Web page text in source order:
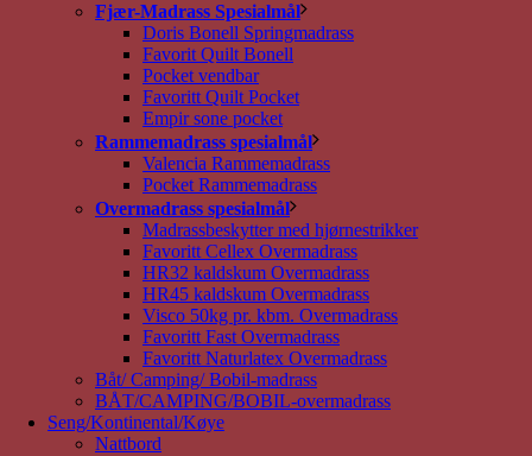
Fjær-Madrass Spesialmål
Doris Bonell Springmadrass
Favorit Quilt Bonell
Pocket vendbar
Favoritt Quilt Pocket
Empir sone pocket
Rammemadrass spesialmål
Valencia Rammemadrass
Pocket Rammemadrass
Overmadrass spesialmål
Madrassbeskytter med hjørnestrikker
Favoritt Cellex Overmadrass
HR32 kaldskum Overmadrass
HR45 kaldskum Overmadrass
Visco 50kg pr. kbm. Overmadrass
Favoritt Fast Overmadrass
Favoritt Naturlatex Overmadrass
Båt/ Camping/ Bobil-madrass
BÅT/CAMPING/BOBIL-overmadrass
Seng/Kontinental/Køye
Nattbord